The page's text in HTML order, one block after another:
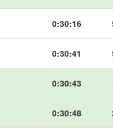
0:30:16
0:30:41
0:30:43
0:30:48